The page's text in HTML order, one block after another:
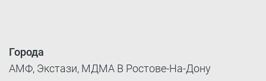
Города
АМФ, Экстази, МДМА В Ростове-На-Дону